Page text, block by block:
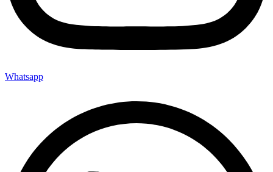
Whatsapp